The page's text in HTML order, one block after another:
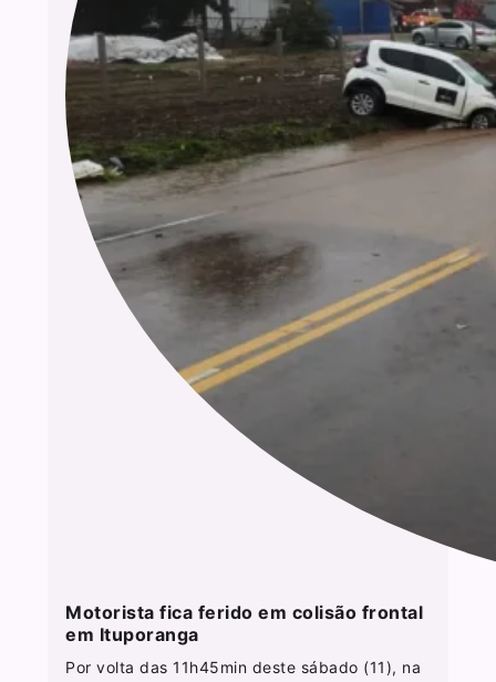
Motorista fica ferido em colisão frontal
em Ituporanga
Por volta das 11h45min deste sábado (11), na